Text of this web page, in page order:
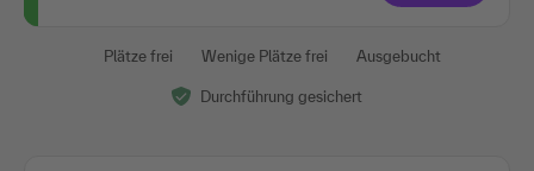
Plätze frei Wenige Plätze frei Ausgebucht
Durchführung gesichert